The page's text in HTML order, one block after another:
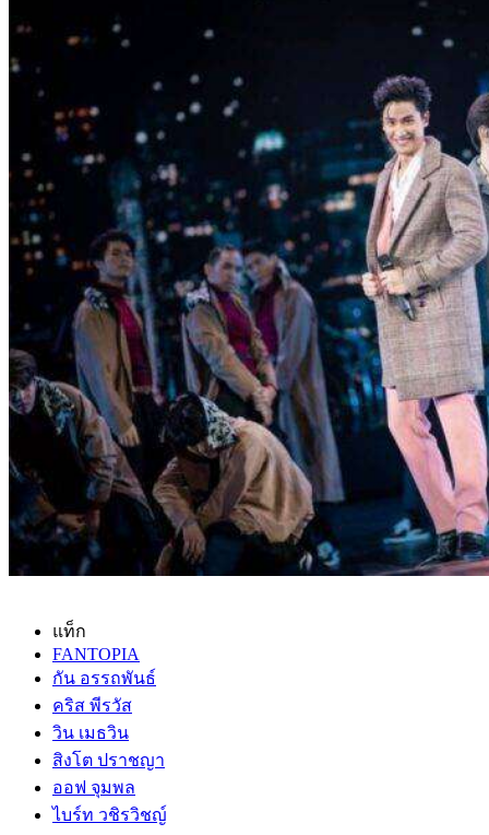
แท็ก
FANTOPIA
กัน อรรถพันธ์
คริส พีรวัส
วิน เมธวิน
สิงโต ปราชญา
ออฟ จุมพล
ไบร์ท วชิรวิชญ์